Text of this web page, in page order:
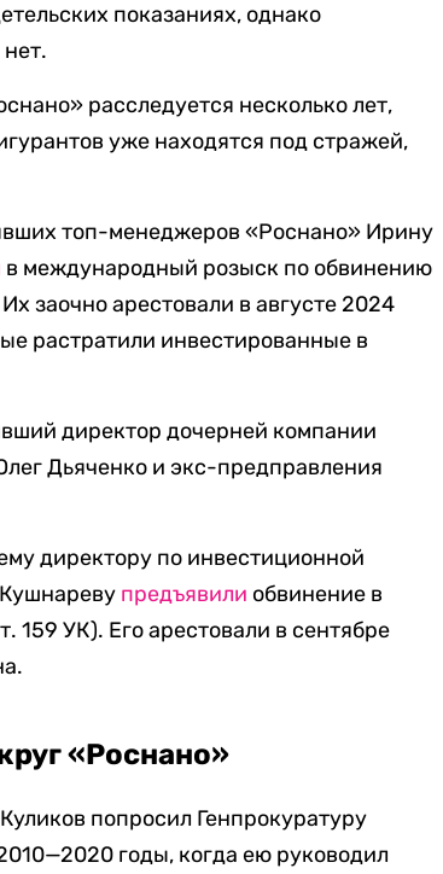
показаниях, однако
расследуется несколько лет,
уже находятся под стражей,
топ-менеджеров «Роснано» Ирину
в международный розыск по обвинению
заочно арестовали в августе 2024
растратили инвестированные в
директор дочерней компании
Дьяченко и экс-предправления
директору по инвестиционной
предъявили обвинение в
159 УК). Его арестовали в сентябре
«Роснано»
попросил Генпрокуратуру
годы, когда ею руководил